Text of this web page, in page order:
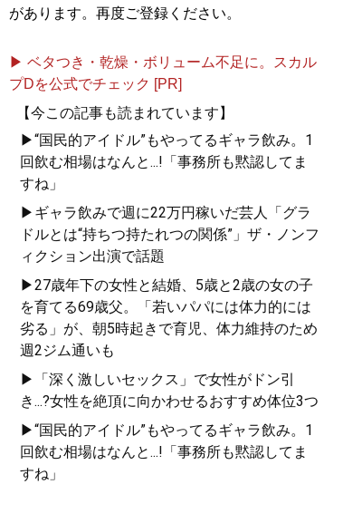
があります。再度ご登録ください。
▶ ベタつき・乾燥・ボリューム不足に。スカル
プDを公式でチェック [PR]
【今この記事も読まれています】
▶“国民的アイドル”もやってるギャラ飲み。1
回飲む相場はなんと...!「事務所も黙認してま
すね」
▶ギャラ飲みで週に22万円稼いだ芸人「グラ
ドルとは“持ちつ持たれつの関係”」ザ・ノンフ
ィクション出演で話題
▶27歳年下の女性と結婚、5歳と2歳の女の子
を育てる69歳父。「若いパパには体力的には
劣る」が、朝5時起きで育児、体力維持のため
週2ジム通いも
▶「深く激しいセックス」で女性がドン引
き...?女性を絶頂に向かわせるおすすめ体位3つ
▶“国民的アイドル”もやってるギャラ飲み。1
回飲む相場はなんと...!「事務所も黙認してま
すね」